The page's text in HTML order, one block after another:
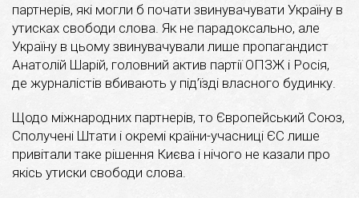
партнерів, які могли б почати звинувачувати Україну в
утисках свободи слова. Як не парадоксально, але
Україну в цьому звинувачували лише пропагандист
Анатолій Шарій, головний актив партії ОПЗЖ і Росія,
де журналістів вбивають у під’їзді власного будинку.
Щодо міжнародних партнерів, то Європейський Союз,
Сполучені Штати і окремі країни-учасниці ЄС лише
привітали таке рішення Києва і нічого не казали про
якісь утиски свободи слова.